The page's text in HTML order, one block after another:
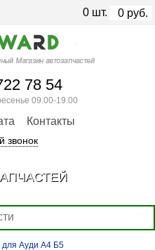
для Ауди А4 Б5
78 54
09.00-19.00
Контакты
звонок
0 шт. 0 руб.